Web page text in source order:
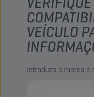
VEÍCULO
Introduza a marca e